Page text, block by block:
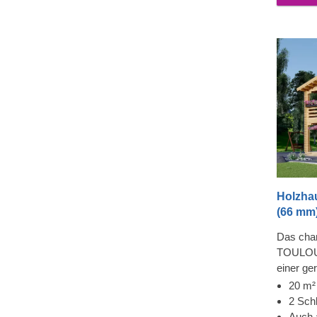
nutzen.
(66
Das
einer
und
eine
Platz
20
2